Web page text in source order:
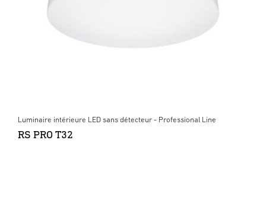
Luminaire intérieure LED sans détecteur - Professional Line
RS PRO T32